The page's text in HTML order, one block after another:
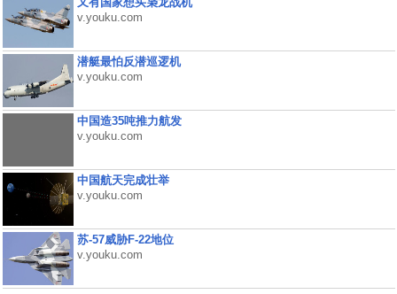
v.youku.com
潜艇最怕反潜巡逻机
v.youku.com
中国造35吨推力航发
v.youku.com
中国航天完成壮举
v.youku.com
苏-57威胁F-22地位
v.youku.com